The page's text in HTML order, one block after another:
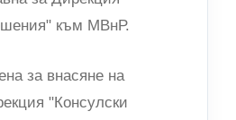
към МВнР.
за внасяне на
"Консулски